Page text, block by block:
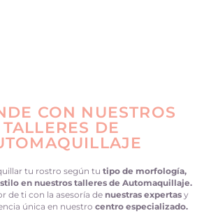
CON NUESTROS
TALLERES DE
tu rostro según tu tipo de morfología,
en nuestros talleres de Automaquillaje.
de ti con la asesoría de nuestras expertasy
única en nuestro centro especializado.